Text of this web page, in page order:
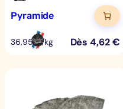
Pyramide
36,95 €/kg Dès4,62€